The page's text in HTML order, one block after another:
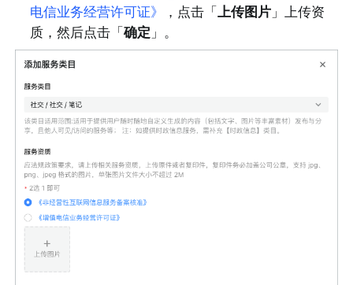
电信业务经营许可证》
，点击「 上传图片 」上传资
质，然后点击「确定 」。